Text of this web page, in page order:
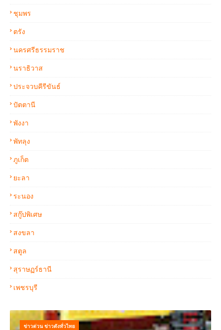
ชุมพร
ตรัง
นครศรีธรรมราช
นราธิวาส
ประจวบคีรีขันธ์
ปัตตานี
พังงา
พัทลุง
ภูเก็ต
ยะลา
ระนอง
สกู๊ปพิเศษ
สงขลา
สตูล
สุราษฏร์ธานี
เพชรบุรี
ข่าวด่วน ข่าวดังทั่วไทย